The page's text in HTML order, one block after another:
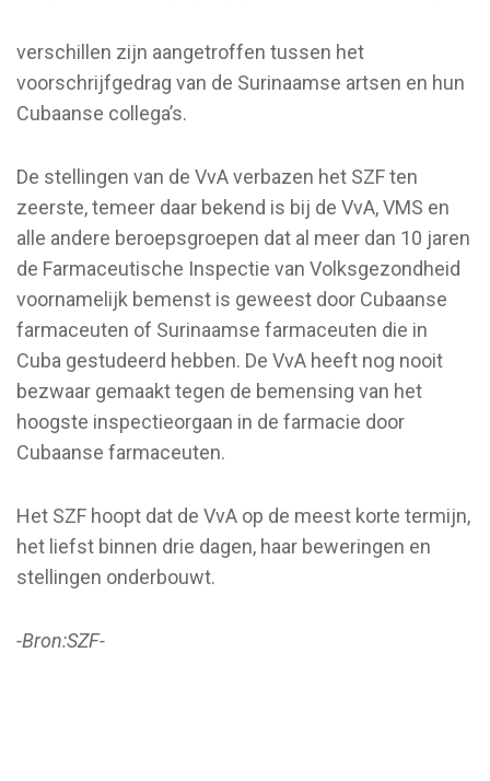
verschillen zijn aangetroffen tussen het
voorschrijfgedrag van de Surinaamse artsen en hun
Cubaanse collega’s.
De stellingen van de VvA verbazen het SZF ten
zeerste, temeer daar bekend is bij de VvA, VMS en
alle andere beroepsgroepen dat al meer dan 10 jaren
de Farmaceutische Inspectie van Volksgezondheid
voornamelijk bemenst is geweest door Cubaanse
farmaceuten of Surinaamse farmaceuten die in
Cuba gestudeerd hebben. De VvA heeft nog nooit
bezwaar gemaakt tegen de bemensing van het
hoogste inspectieorgaan in de farmacie door
Cubaanse farmaceuten.
Het SZF hoopt dat de VvA op de meest korte termijn,
het liefst binnen drie dagen, haar beweringen en
stellingen onderbouwt.
-Bron:SZF-